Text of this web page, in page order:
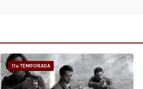
11ª TEMPORADA